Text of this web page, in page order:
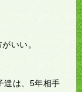
いい。
達は、5年相手